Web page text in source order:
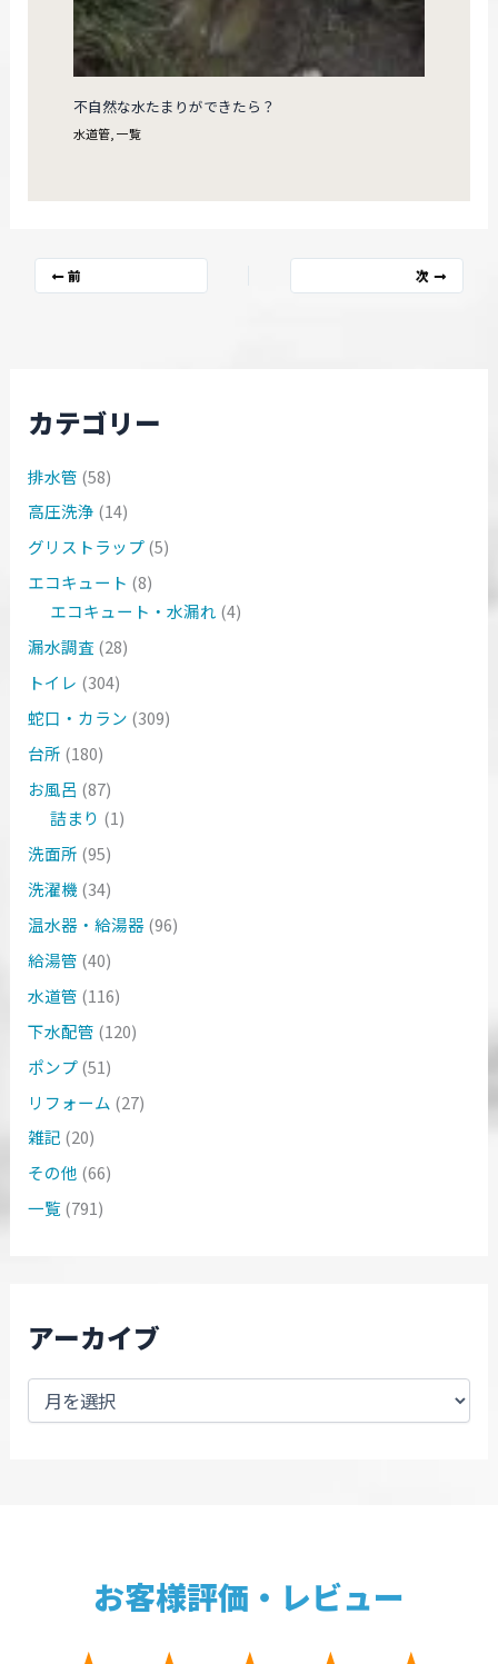
不自然な水たまりができたら？
水道管 ,一覧
前 次
カテゴリー
排水管 (58)
高圧洗浄 (14)
グリストラップ(5)
エコキュート (8)
エコキュート・水漏れ (4)
漏水調査 (28)
トイレ (304)
蛇口・カラン (309)
台所 (180)
お風呂 (87)
詰まり (1)
洗面所 (95)
洗濯機 (34)
温水器・給湯器(96)
給湯管 (40)
水道管 (116)
下水配管 (120)
ポンプ(51)
リフォーム (27)
雑記 (20)
その他 (66)
一覧(791)
アーカイブ
お客様評価・レビュー